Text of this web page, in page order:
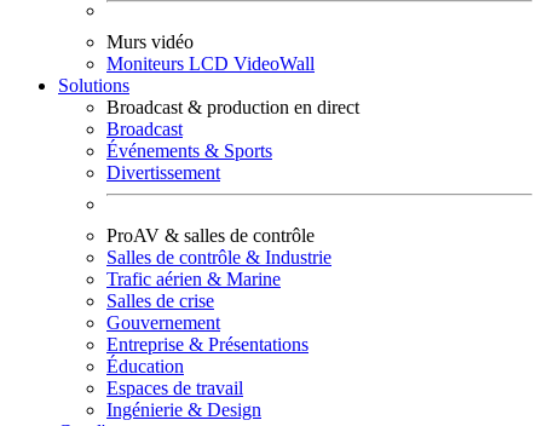
Murs vidéo
Moniteurs LCD VideoWall
Solutions
Broadcast & production en direct
Broadcast
Événements & Sports
Divertissement
ProAV & salles de contrôle
Salles de contrôle & Industrie
Trafic aérien & Marine
Salles de crise
Gouvernement
Entreprise & Présentations
Éducation
Espaces de travail
Ingénierie & Design